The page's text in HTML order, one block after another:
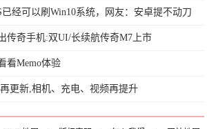
经可以刷Win10系统，网友：安卓提不动刀
传奇手机:双UI/长续航传奇M7上市
Memo体验
更新,相机、充电、视频再提升